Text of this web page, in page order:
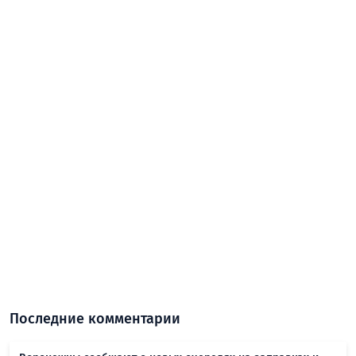
Последние комментарии